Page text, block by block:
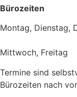
Bürozeiten
Montag, Dienstag,
Mittwoch, Freitag
Termine sind
Bürozeiten nach